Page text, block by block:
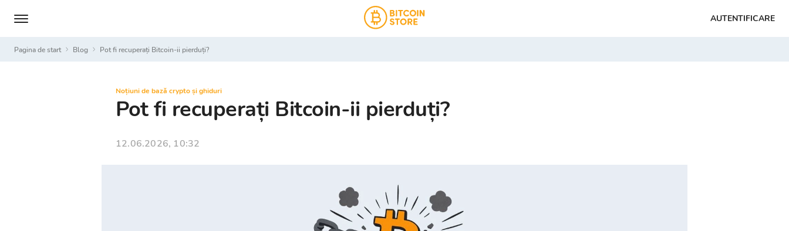
AUTENTIFICARE
Pagina de start Blog Pot fi recuperați Bitcoin-ii pierduți?
Noțiuni de bază crypto și ghiduri
Pot fi recuperați Bitcoin-ii pierduți?
12.06.2026, 10:32